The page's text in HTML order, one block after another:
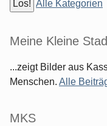
Alle Kategorien
Meine Kleine
...zeigt Bilder aus
Menschen. Alle
MKS